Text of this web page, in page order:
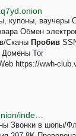
купоны, ваучеры
Обмен
Сканы Пробив
Домены Tor
https://wwh-
Звонки в шопы/